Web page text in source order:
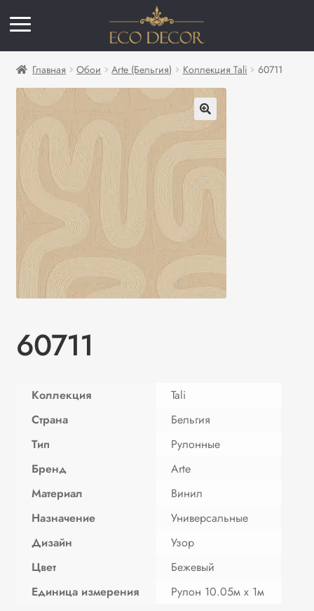
Главная Обои Arte (Бельгия) Коллекция Tali 60711
60711
Коллекция
Tali
Страна
Бельгия
Тип
Рулонные
Бренд
Arte
Материал
Винил
Назначение
Универсальные
Дизайн
Узор
Цвет
Бежевый
Единица измерения
Рулон 10.05м х 1м